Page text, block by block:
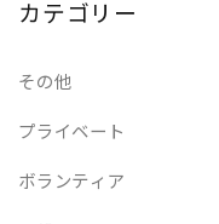
カテゴリー
その他
プライベート
ボランティア